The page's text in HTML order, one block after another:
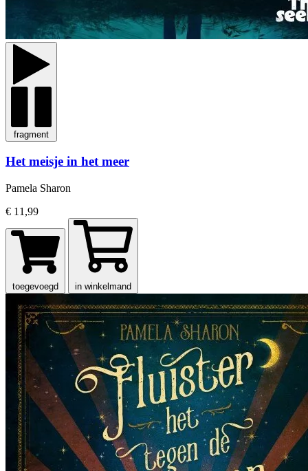
fragment
Het meisje in het meer
Pamela Sharon
€ 11,99
toegevoegd in winkelmand